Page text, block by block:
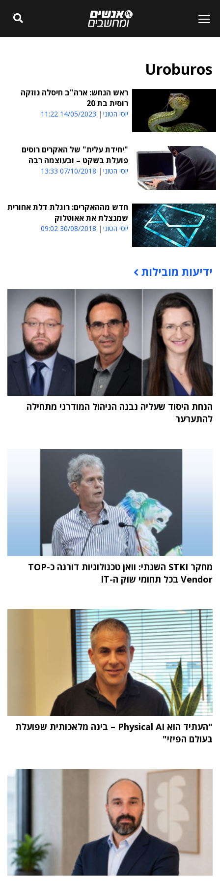
Uroburos
ראש הנחש: ארה"ב חיסלה נוזקה
רוסית בת 20
יוסי הטוני 14/05/2023 11:22
"יחידת עלית" של האקרים רוסים
פועלת בשקט – ובעוצמה רבה
יוסי הטוני 07/10/2018 13:33
חדש מההאקרים: רוגלת דלת אחורית
שמנצלת את אאוטלוק
יוסי הטוני 30/08/2018 09:02
תוכן פרסומי
ידיעות מובילות
הנחת היסוד שעליה נבנה הניהול המודרני מתחילה
להתערער
מחקר STKI השנתי: וואן טכנולוגיות דורגה כ-TOP
Vendor בכל תחומי שוק ה-IT
"העתיד הוא Physical AI – בינה מלאכותית שפועלת
בעולם הפיזי"